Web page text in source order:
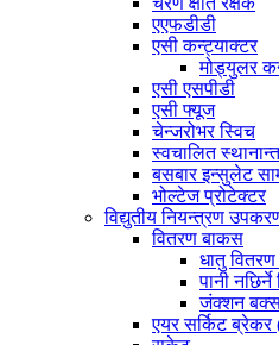
एएफडीडी
एसी कन्ट्याक्टर
मोड्युलर
एसी एसपीडी
एसी फ्यूज
चेन्जरोभर स्विच
स्वचालित
बसबार इन्सुलेट
भोल्टेज प्रोटेक्टर
विद्युतीय नियन्त्रण
वितरण बाकस
धातु
पानी
जंक्शन
एयर सर्किट